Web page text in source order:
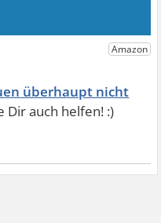
überhaupt nicht